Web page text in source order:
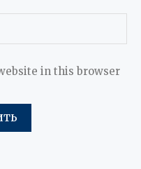
in this browser